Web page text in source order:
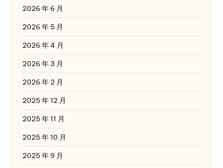
2026 年 6 月
2026 年 5 月
2026 年 4 月
2026 年 3 月
2026 年 2 月
2025 年 12 月
2025 年 11 月
2025 年 10 月
2025 年 9 月